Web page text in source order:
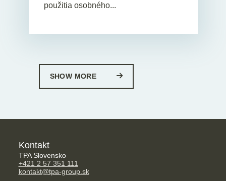
použitia osobného...
SHOW MORE
Kontakt
TPA Slovensko
+421 2 57 351 111
kontakt@tpa-group.sk